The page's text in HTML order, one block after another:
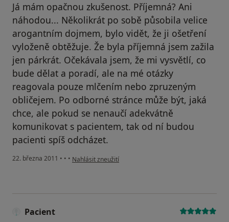
Já mám opačnou zkušenost. Příjemná? Ani
náhodou... Několikrát po sobě působila velice
arogantním dojmem, bylo vidět, že ji ošetření
vyloženě obtěžuje. Že byla příjemná jsem zažila
jen párkrát. Očekávala jsem, že mi vysvětlí, co
bude dělat a poradí, ale na mé otázky
reagovala pouze mlčením nebo zpruzeným
obličejem. Po odborné stránce může být, jaká
chce, ale pokud se nenaučí adekvátně
komunikovat s pacientem, tak od ní budou
pacienti spíš odcházet.
22. března 2011 • • • podle názoru uživatele Váš účet byl odstraněn
Nahlásit zneužití
Pacient